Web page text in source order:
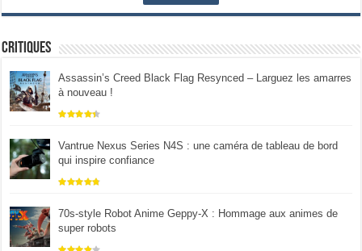
Critiques
Assassin’s Creed Black Flag Resynced – Larguez les amarres
à nouveau !
Vantrue Nexus Series N4S : une caméra de tableau de bord
qui inspire confiance
70s-style Robot Anime Geppy-X : Hommage aux animes de
super robots